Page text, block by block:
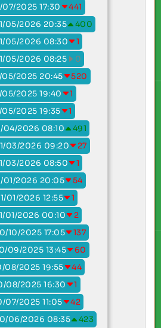
07/2025 17:30
441
05/2026 20:35
400
05/2026 08:30
1
05/2026 08:25
0
05/2025 20:45
520
05/2025 19:40
1
05/2025 19:35
1
04/2026 08:10
491
03/2026 09:20
27
03/2026 08:50
1
01/2026 20:05
54
01/2026 12:55
1
01/2026 00:10
2
10/2025 17:05
137
09/2025 13:45
60
08/2025 19:55
44
08/2025 16:30
1
07/2025 11:05
42
06/2026 08:35
423